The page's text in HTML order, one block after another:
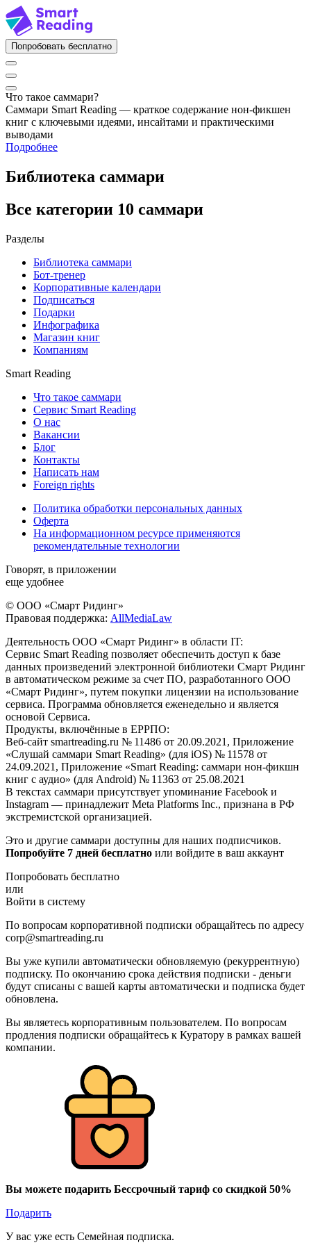
Попробовать бесплатно
Что такое саммари?
Саммари Smart Reading — краткое содержание нон-фикшен
книг с ключевыми идеями, инсайтами и практическими
выводами
Подробнее
Библиотека саммари
Все категории 10 саммари
Разделы
Библиотека саммари
Бот-тренер
Корпоративные календари
Подписаться
Подарки
Инфографика
Магазин книг
Компаниям
Smart Reading
Что такое саммари
Сервис Smart Reading
О нас
Вакансии
Блог
Контакты
Написать нам
Foreign rights
Политика обработки персональных данных
Оферта
На информационном ресурсе применяются
рекомендательные технологии
Говорят, в приложении
еще удобнее
© ООО «Смарт Ридинг»
Правовая поддержка: AllMediaLaw
Деятельность ООО «Смарт Ридинг» в области IT:
Сервис Smart Reading позволяет обеспечить доступ к базе
данных произведений электронной библиотеки Смарт Ридинг
в автоматическом режиме за счет ПО, разработанного ООО
«Смарт Ридинг», путем покупки лицензии на использование
сервиса. Программа обновляется еженедельно и является
основой Сервиса.
Продукты, включённые в ЕРРПО:
Веб-сайт smartreading.ru № 11486 от 20.09.2021, Приложение
«Слушай саммари Smart Reading» (для iOS) № 11578 от
24.09.2021, Приложение «Smart Reading: саммари нон-фикшн
книг с аудио» (для Android) № 11363 от 25.08.2021
В текстах саммари присутствует упоминание Facebook и
Instagram — принадлежит Meta Platforms Inc., признана в РФ
экстремистской организацией.
Это и другие саммари доступны для наших подписчиков.
Попробуйте 7 дней бесплатно или войдите в ваш аккаунт
Попробовать бесплатно
или
Войти в систему
По вопросам корпоративной подписки обращайтесь по адресу
corp@smartreading.ru
Вы уже купили автоматически обновляемую (рекуррентную)
подписку. По окончанию срока действия подписки - деньги
будут списаны с вашей карты автоматически и подписка будет
обновлена.
Вы являетесь корпоративным пользователем. По вопросам
продления подписки обращайтесь к Куратору в рамках вашей
компании.
Вы можете подарить Бессрочный тариф со скидкой 50%
Подарить
У вас уже есть Семейная подписка.